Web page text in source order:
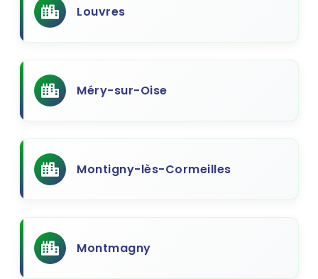
Louvres
Méry-sur-Oise
Montigny-lès-Cormeilles
Montmagny